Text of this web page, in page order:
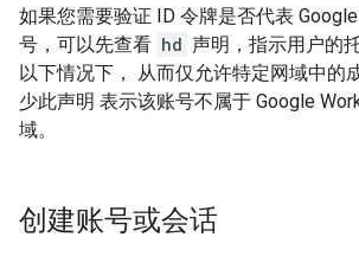
如果您需要验证 ID 令牌是否代表
号，可以先查看 hd 声明，指示用户的
以下情况下， 从而仅允许特定网域中的
少此声明 表示该账号不属于 Google
域。
创建账号或会话